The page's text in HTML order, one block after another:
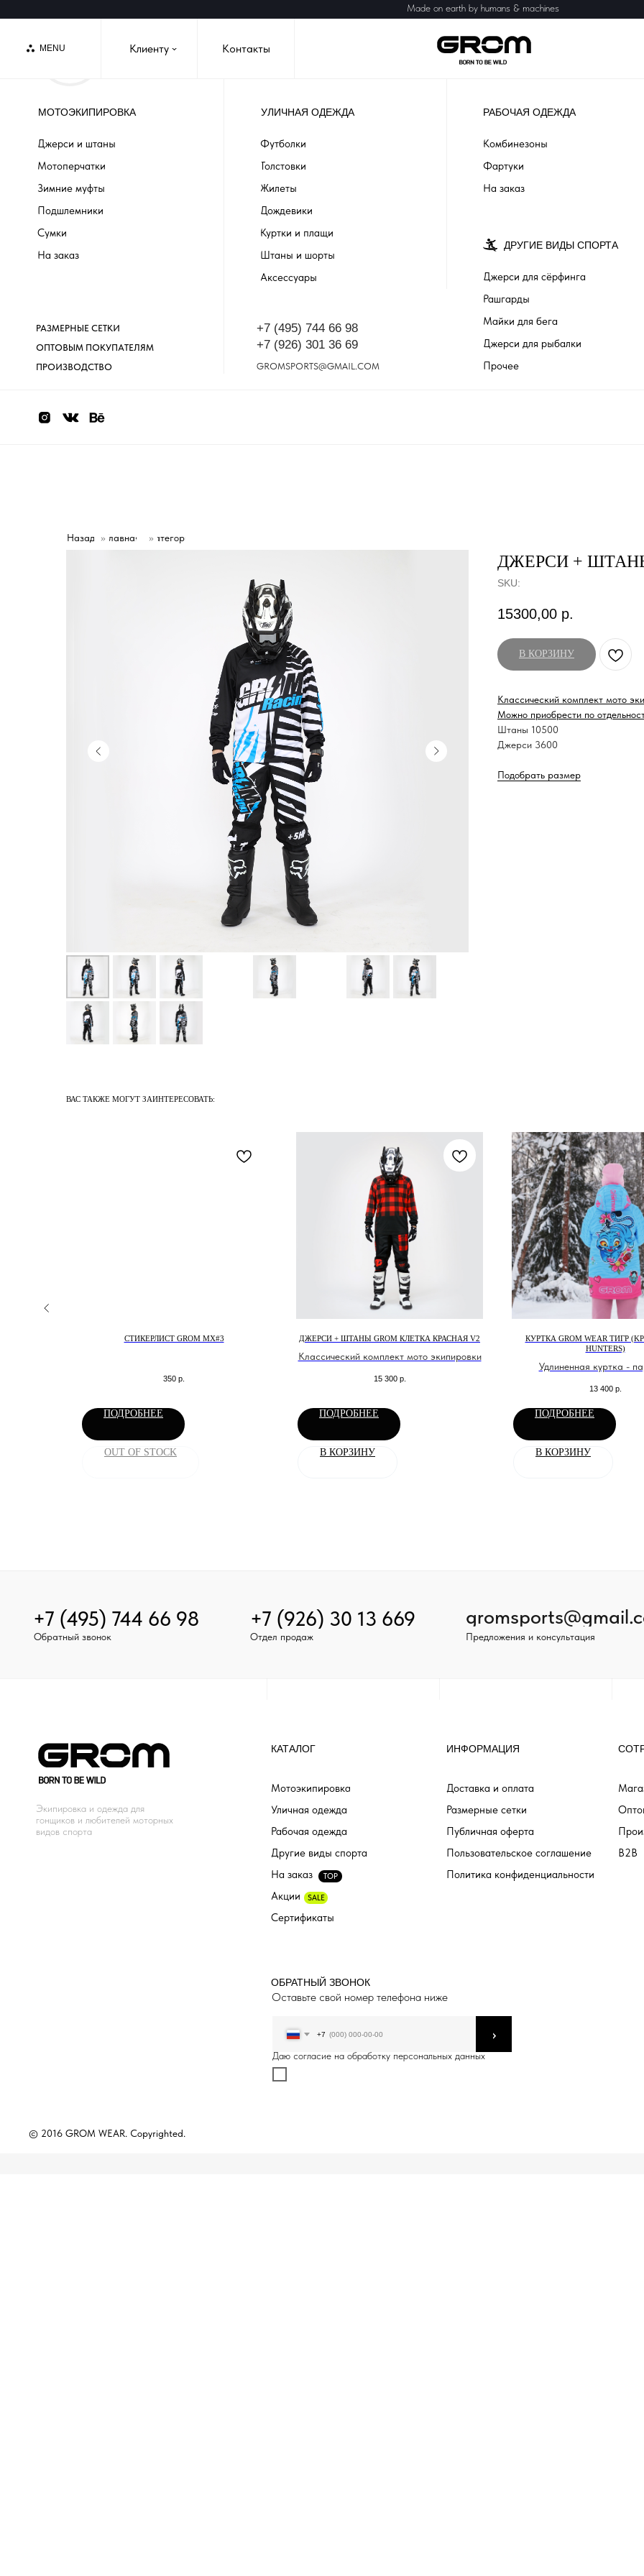
MENU Клиенту Контакты
›
Made on earth by humans & machines
МОТОЭКИПИРОВКА УЛИЧНАЯ ОДЕЖДА РАБОЧАЯ ОДЕЖДА
ОПТОВЫМ ПОКУПАТЕЛЯМ
ПРОИЗВОДСТВО
+7 (926) 301 36 69
GROMSPORTS@GMAIL.COM
Джерси и штаны
Мотоперчатки
Зимние муфты
Подшлемники
Сумки
На заказ
Футболки
Толстовки
Жилеты
Дождевики
Куртки и плащи
Штаны и шорты
Аксессуары
Комбинезоны
Фартуки
На заказ
+7 (495) 744 66 98
РАЗМЕРНЫЕ СЕТКИ
ДРУГИЕ ВИДЫ СПОРТА
Джерси для сёрфинга
Рашгарды
Майки для бега
Джерси для рыбалки
Прочее
Назад » Главная »
Категории
ДЖЕРСИ + ШТАНЫ
SKU:
15300,00 р.
В КОРЗИНУ
Классический комплект мото
Можно приобрести по
Штаны 10500
Джерси 3600
Подобрать размер
ВАС ТАКЖЕ МОГУТ ЗАИНТЕРЕСОВАТЬ:
СТИКЕРЛИСТ GROM MX#3
350 р.
ПОДРОБНЕЕ
OUT OF STOCK
ДЖЕРСИ + ШТАНЫ GROM КЛЕТКА КРАСНАЯ V2
Классический комплект мото экипировки
15 300 р.
ПОДРОБНЕЕ
В КОРЗИНУ
КУРТКА GROM WEAR ТИГР
HUNTERS)
Удлиненная куртка -
13 400 р.
ПОДРОБНЕЕ
В КОРЗИНУ
+7 (495) 744 66 98
Предложения и консультация
+7 (926) 30 13 669
Отдел продаж
Обратный звонок
КАТАЛОГ
Мотоэкипировка
Уличная одежда
Рабочая одежда
На заказ TOP
ИНФОРМАЦИЯ
Доставка и оплата
Размерные сетки
Публичная оферта
Пользовательское соглашение
Акции SALE
© 2016 GROM WEAR. Copyrighted.
Экипировка и одежда для
гонщиков и любителей моторных
видов спорта
ОБРАТНЫЙ ЗВОНОК
Оставьте свой номер телефона ниже
+7
Даю согласие на обработку персональных данных
›
Политика конфиденциальности
Сертификаты
Другие виды спорта B2B